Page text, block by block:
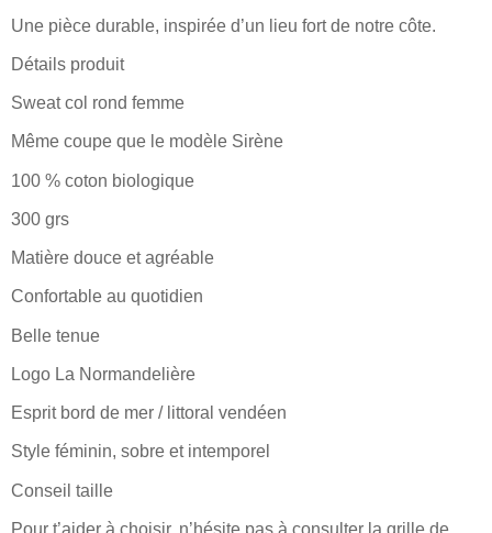
Une pièce durable, inspirée d’un lieu fort de notre côte.
Détails produit
Sweat col rond femme
Même coupe que le modèle Sirène
100 % coton biologique
300 grs
Matière douce et agréable
Confortable au quotidien
Belle tenue
Logo La Normandelière
Esprit bord de mer / littoral vendéen
Style féminin, sobre et intemporel
Conseil taille
Pour t’aider à choisir, n’hésite pas à consulter la grille de